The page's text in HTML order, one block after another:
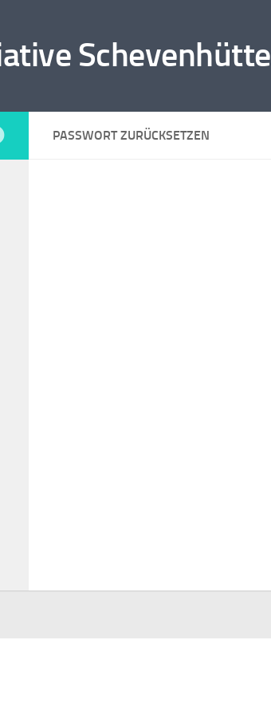
Schevenhütte
PASSWORT ZURÜCKSETZEN